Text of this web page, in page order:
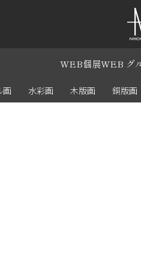
WEB個展WEB グ
画 水彩画 木版画 銅版画